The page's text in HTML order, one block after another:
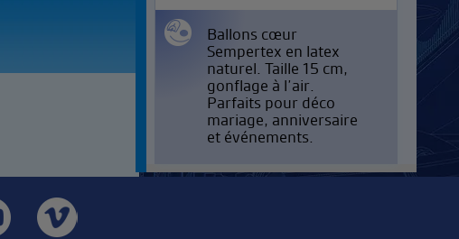
Ballons cœur
Sempertex en latex
naturel. Taille 15 cm,
gonflage à l’air.
Parfaits pour déco
mariage, anniversaire
et événements.